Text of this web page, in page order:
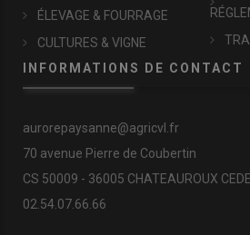
ÉLEVAGE & FOURRAGE
CULTURES & VIGNE
INFORMATIONS DE CONTACT
aurorepaysanne@agricvl.fr
70 avenue Pierre de Coubertin
CS 50009 - 36005 CHATEAUROUX
02.54.07.66.66